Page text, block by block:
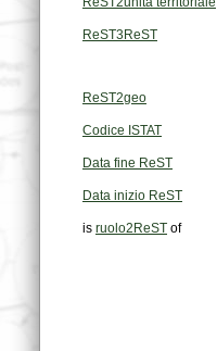
ReST3ReST
ReST2geo
Codice ISTAT
Data fine ReST
Data inizio ReST
is ruolo2ReST of